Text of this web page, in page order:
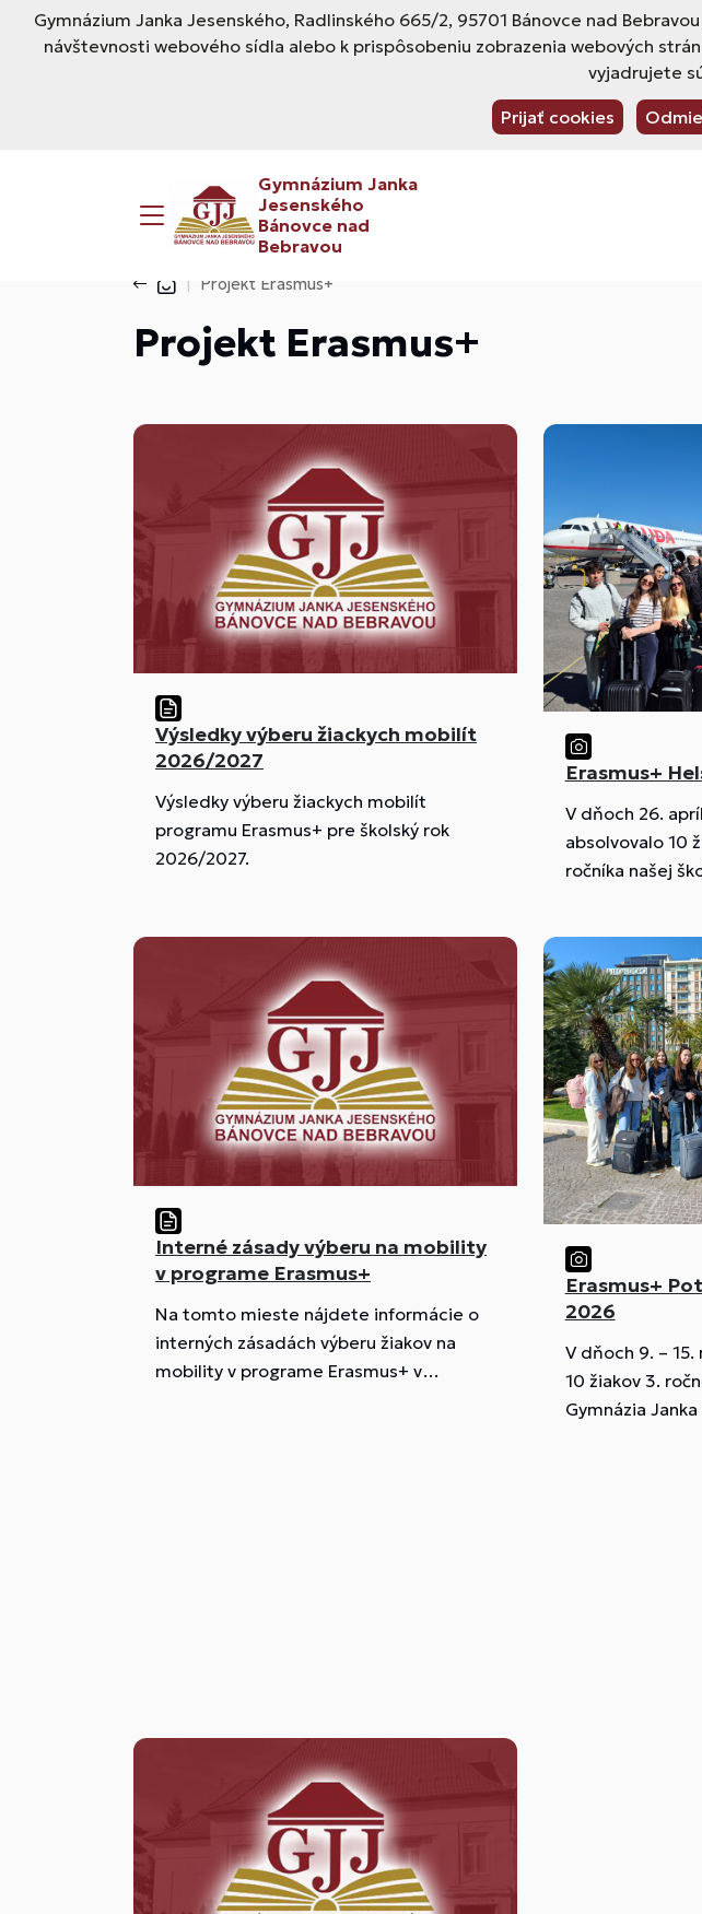
Gymnázium Janka Jesenského, Radlinského 665/2, 95701 Bánovce nad
návštevnosti webového sídla alebo k prispôsobeniu zobrazenia webových
vyjadrujete
Prijať cookies
Gymnázium Janka
Jesenského
Bánovce nad
Bebravou
Projekt Erasmus+
Projekt Erasmus+
Výsledky výberu žiackych mobilít
2026/2027
Výsledky výberu žiackych mobilít
programu Erasmus+ pre školský rok
2026/2027.
Erasmus+
V dňoch 26.
absolvovalo 10
ročníka našej
meste
návštevu bola
zameraním na
jazykov
Heklu.
Interné zásady výberu na mobility
v programe Erasmus+
Na tomto mieste nájdete informácie o
interných zásadách výberu žiakov na
mobility v programe Erasmus+ v
Erasmus+
2026
V dňoch 9. –
10 žiakov 3.
Gymnázia Janka